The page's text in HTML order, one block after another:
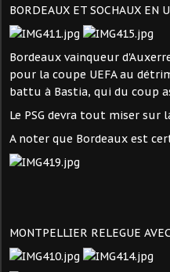
BORDEAUX ET SOCHAUX EN
Bordeaux vainqueur
pour la coupe UEFA au
battu à Bastia, qui du coup
Le PSG devra tout miser sur
A noter que Bordeaux est
MONTPELLIER RELEGUE